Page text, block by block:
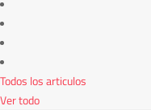
Todos los articulos
Ver todo